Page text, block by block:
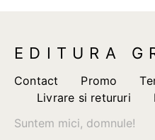
EDITURA
Contact Promo
Livrare si retururi
Suntem mici, domnule!